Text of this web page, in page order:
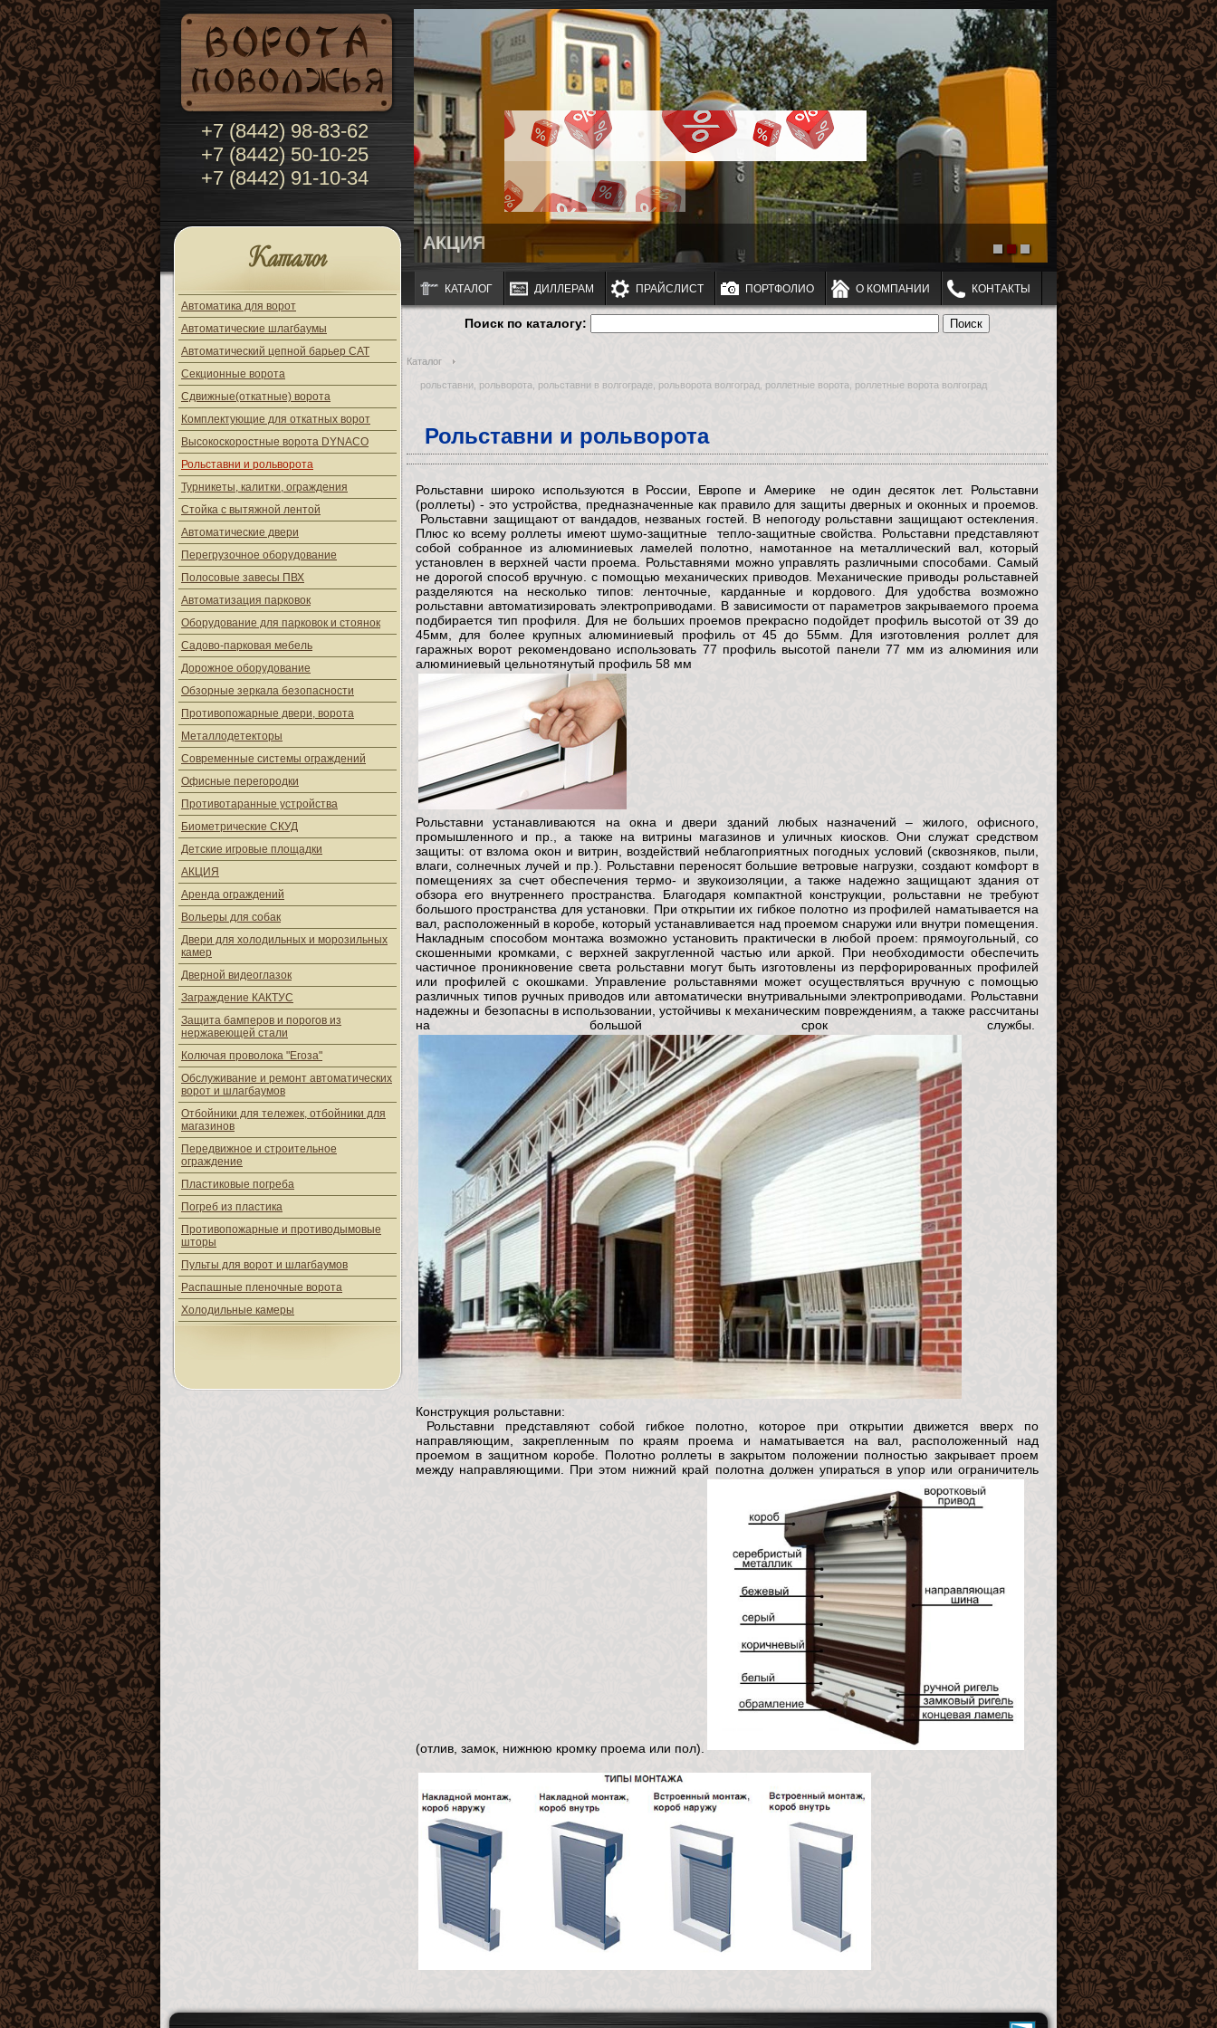
+7 (8442) 98-83-62
+7 (8442) 50-10-25
+7 (8442) 91-10-34
АКЦИЯ
Каталог
Автоматика для ворот
Автоматические шлагбаумы
Автоматический цепной барьер CAT
Секционные ворота
Сдвижные(откатные) ворота
Комплектующие для откатных ворот
Высокоскоростные ворота DYNACO
Рольставни и рольворота
Турникеты, калитки, ограждения
Стойка с вытяжной лентой
Автоматические двери
Перегрузочное оборудование
Полосовые завесы ПВХ
Автоматизация парковок
Оборудование для парковок и стоянок
Садово-парковая мебель
Дорожное оборудование
Обзорные зеркала безопасности
Противопожарные двери, ворота
Металлодетекторы
Современные системы ограждений
Офисные перегородки
Противотаранные устройства
Биометрические СКУД
Детские игровые площадки
АКЦИЯ
Аренда ограждений
Вольеры для собак
Двери для холодильных и морозильных
камер
Дверной видеоглазок
Заграждение КАКТУС
Защита бамперов и порогов из
нержавеющей стали
Колючая проволока "Егоза"
Обслуживание и ремонт автоматических
ворот и шлагбаумов
Отбойники для тележек, отбойники для
магазинов
Передвижное и строительное
ограждение
Пластиковые погреба
Погреб из пластика
Противопожарные и противодымовые
шторы
Пульты для ворот и шлагбаумов
Распашные пленочные ворота
Холодильные камеры
КАТАЛОГ ДИЛЛЕРАМ ПРАЙСЛИСТ ПОРТФОЛИО О КОМПАНИИ КОНТАКТЫ
Поиск по каталогу:
Каталог
рольставни, рольворота, рольставни в волгограде, рольворота волгоград, роллетные ворота, роллетные ворота волгоград
Рольставни и рольворота
Рольставни широко используются в России, Европе и Америке не один десяток лет. Рольставни
(роллеты) - это устройства, предназначенные как правило для защиты дверных и оконных и проемов.
Рольставни защищают от вандадов, незваных гостей. В непогоду рольставни защищают остекления.
Плюс ко всему роллеты имеют шумо-защитные тепло-защитные свойства. Рольставни представляют
собой собранное из алюминиевых ламелей полотно, намотанное на металлический вал, который
установлен в верхней части проема. Рольставнями можно управлять различными способами. Самый
не дорогой способ вручную. с помощью механических приводов. Механические приводы рольставней
разделяются на несколько типов: ленточные, карданные и кордового. Для удобства возможно
рольставни автоматизировать электроприводами. В зависимости от параметров закрываемого проема
подбирается тип профиля. Для не больших проемов прекрасно подойдет профиль высотой от 39 до
45мм, для более крупных алюминиевый профиль от 45 до 55мм. Для изготовления роллет для
гаражных ворот рекомендовано использовать 77 профиль высотой панели 77 мм из алюминия или
алюминиевый цельнотянутый профиль 58 мм
Рольставни устанавливаются на окна и двери зданий любых назначений – жилого, офисного,
промышленного и пр., а также на витрины магазинов и уличных киосков. Они служат средством
защиты: от взлома окон и витрин, воздействий неблагоприятных погодных условий (сквозняков, пыли,
влаги, солнечных лучей и пр.). Рольставни переносят большие ветровые нагрузки, создают комфорт в
помещениях за счет обеспечения термо- и звукоизоляции, а также надежно защищают здания от
обзора его внутреннего пространства. Благодаря компактной конструкции, рольставни не требуют
большого пространства для установки. При открытии их гибкое полотно из профилей наматывается на
вал, расположенный в коробе, который устанавливается над проемом снаружи или внутри помещения.
Накладным способом монтажа возможно установить практически в любой проем: прямоугольный, со
скошенными кромками, с верхней закругленной частью или аркой. При необходимости обеспечить
частичное проникновение света рольставни могут быть изготовлены из перфорированных профилей
или профилей с окошками. Управление рольставнями может осуществляться вручную с помощью
различных типов ручных приводов или автоматически внутривальными электроприводами. Рольставни
надежны и безопасны в использовании, устойчивы к механическим повреждениям, а также рассчитаны
на большой срок службы.
Конструкция рольставни:
Рольставни представляют собой гибкое полотно, которое при открытии движется вверх по
направляющим, закрепленным по краям проема и наматывается на вал, расположенный над
проемом в защитном коробе. Полотно роллеты в закрытом положении полностью закрывает проем
между направляющими. При этом нижний край полотна должен упираться в упор или ограничитель
(отлив, замок, нижнюю кромку проема или пол).